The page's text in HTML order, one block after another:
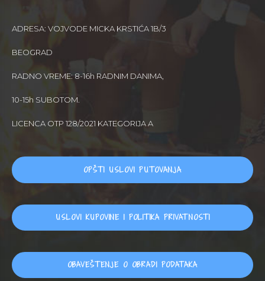
ADRESA: VOJVODE MICKA KRSTIĆA 1B/3
BEOGRAD
RADNO VREME: 8-16h RADNIM DANIMA,
10-15h SUBOTOM.
LICENCA OTP 128/2021 KATEGORIJA A
OPŠTI USLOVI PUTOVANJA
USLOVI KUPOVINE I POLITIKA PRIVATNOSTI
OBAVEŠTENJE O OBRADI PODATAKA